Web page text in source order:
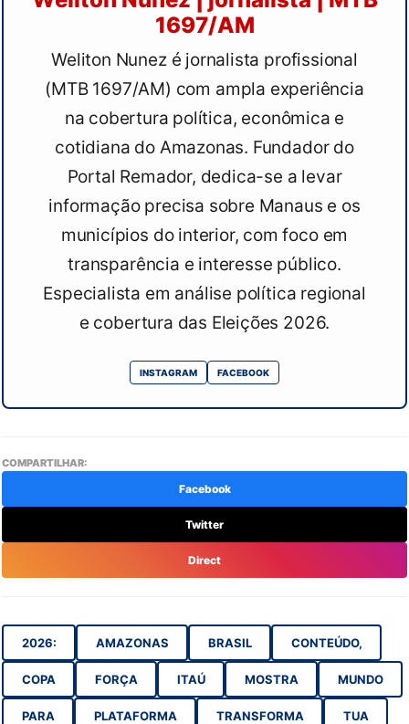
1697/AM
Weliton Nunez é jornalista profissional
(MTB 1697/AM) com ampla experiência
na cobertura política, econômica e
cotidiana do Amazonas. Fundador do
Portal Remador, dedica-se a levar
informação precisa sobre Manaus e os
municípios do interior, com foco em
transparência e interesse público.
Especialista em análise política regional
e cobertura das Eleições 2026.
INSTAGRAM FACEBOOK
COMPARTILHAR:
Facebook
Twitter
Direct
2026: AMAZONAS BRASIL CONTEÚDO,
COPA FORÇA ITAÚ MOSTRA MUNDO
PARA PLATAFORMA TRANSFORMA TUA